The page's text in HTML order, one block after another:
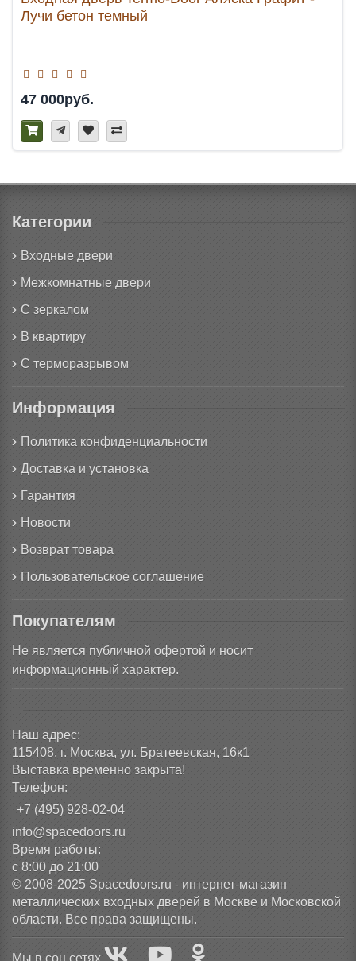
Лучи бетон темный
47 000руб.
Категории
Входные двери
Межкомнатные двери
С зеркалом
В квартиру
С терморазрывом
Информация
Политика конфиденциальности
Доставка и установка
Гарантия
Новости
Возврат товара
Пользовательское соглашение
Покупателям
Не является публичной офертой и носит
информационный характер.
Наш адрес:
115408, г. Москва, ул. Братеевская, 16к1
Выставка временно закрыта!
Телефон:
+7 (495) 928-02-04
info@spacedoors.ru
Время работы:
с 8:00 до 21:00
© 2008-2025 Spacedoors.ru - интернет-магазин
металлических входных дверей в Москве и Московской
области. Все права защищены.
Мы в соц сетях